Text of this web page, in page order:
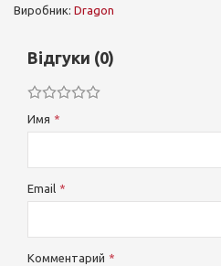
Виробник: Dragon
Відгуки (0)
Имя
Email
Комментарий